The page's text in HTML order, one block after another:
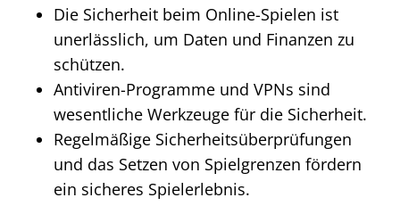
Die Sicherheit beim Online-Spielen ist
unerlässlich, um Daten und Finanzen zu
schützen.
Antiviren-Programme und VPNs sind
wesentliche Werkzeuge für die Sicherheit.
Regelmäßige Sicherheitsüberprüfungen
und das Setzen von Spielgrenzen fördern
ein sicheres Spielerlebnis.